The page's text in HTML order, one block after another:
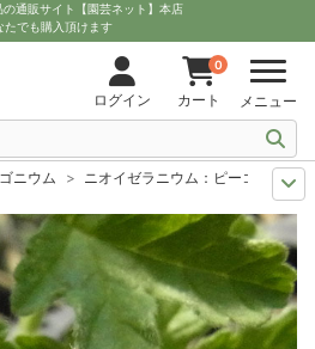
の通販サイト【園芸ネット】本店
たでも購入頂けます
ログイン
0
カート メニュー
ニウム
ニオイゼラニウム：ピーコック3号
ニオイゼラニウム：ピーコック3号ポット 2